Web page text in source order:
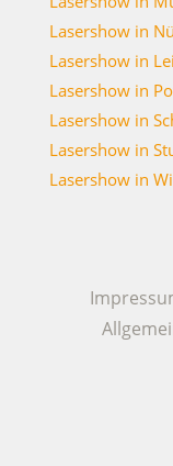
Lasershow in
Lasershow in
Lasershow in
Lasershow in
Lasershow in
Lasershow in